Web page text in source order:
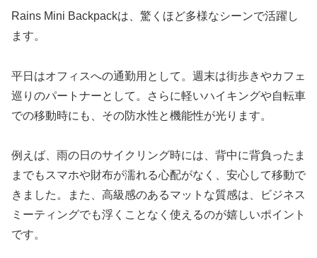
Rains Mini Backpackは、驚くほど多様なシーンで活躍し
ます。
平日はオフィスへの通勤用として。週末は街歩きやカフェ
巡りのパートナーとして。さらに軽いハイキングや自転車
での移動時にも、その防水性と機能性が光ります。
例えば、雨の日のサイクリング時には、背中に背負ったま
までもスマホや財布が濡れる心配がなく、安心して移動で
きました。また、高級感のあるマットな質感は、ビジネス
ミーティングでも浮くことなく使えるのが嬉しいポイント
です。